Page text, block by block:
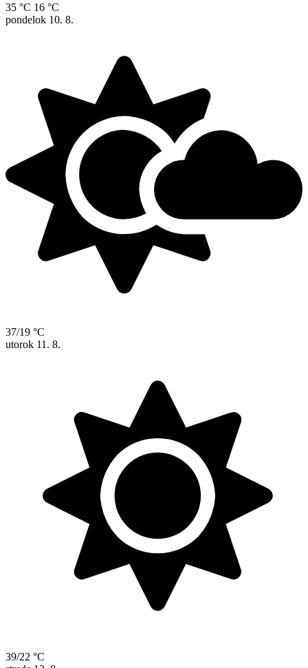
35 °C 16 °C
pondelok 10. 8.
37/19 °C
utorok 11. 8.
39/22 °C